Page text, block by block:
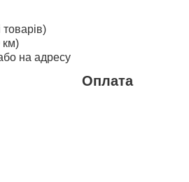
товарів)
км)
на адресу
Оплата